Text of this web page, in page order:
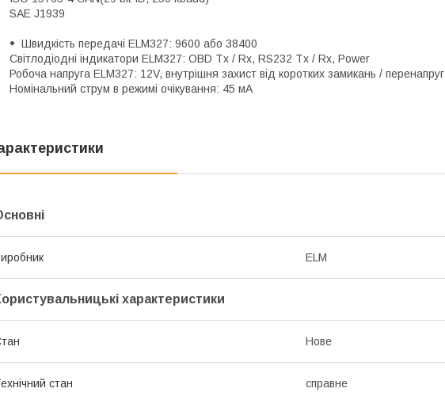
SAE J1939
Швидкість передачі ELM327: 9600 або 38400
Світлодіодні індикатори ELM327: OBD Tx / Rx, RS232 Tx / Rx, Power
Робоча напруга ELM327: 12V, внутрішня захист від коротких замикань / перенапруг
Номінальний струм в режимі очікування: 45 мА
ELM
характеристики
Нове
стан справне